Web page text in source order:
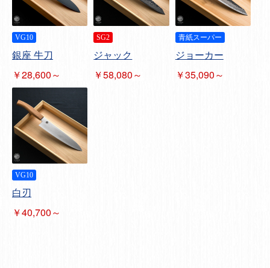
VG10
銀座 牛刀
￥28,600～
SG2
ジャック
￥58,080～
青紙スーパー
ジョーカー
￥35,090～
VG10
白刃
￥40,700～